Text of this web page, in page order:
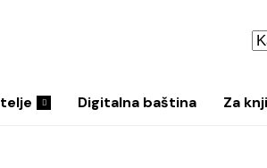
Digitalna baština Za